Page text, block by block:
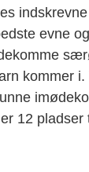
evne
kommer
12